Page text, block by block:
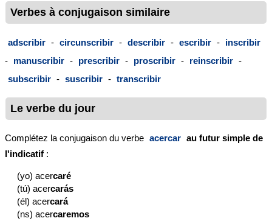
Verbes à conjugaison similaire
adscribir - circunscribir - describir - escribir - inscribir
- manuscribir - prescribir - proscribir - reinscribir -
subscribir - suscribir - transcribir
Le verbe du jour
Complétez la conjugaison du verbe acercar au futur simple de
l'indicatif :
(yo) acercaré
(tú) acercarás
(él) acercará
(ns) acercaremos